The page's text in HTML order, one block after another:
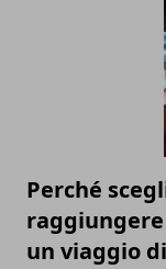
Perché
un viaggio